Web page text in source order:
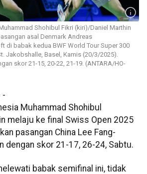
Shohibul Fikri (kiri)/Daniel Marthin
asal Denmark Andreas
di babak kedua BWF World Tour Super 300
Jakobshalle, Basel, Kamis (20/3/2025).
skor 21-15, 20-22, 21-19. (ANTARA/HO-
-
Muhammad Shohibul
melaju ke final Swiss Open 2025
pasangan China Lee Fang-
dengan skor 21-17, 26-24, Sabtu.
babak semifinal ini, tidak